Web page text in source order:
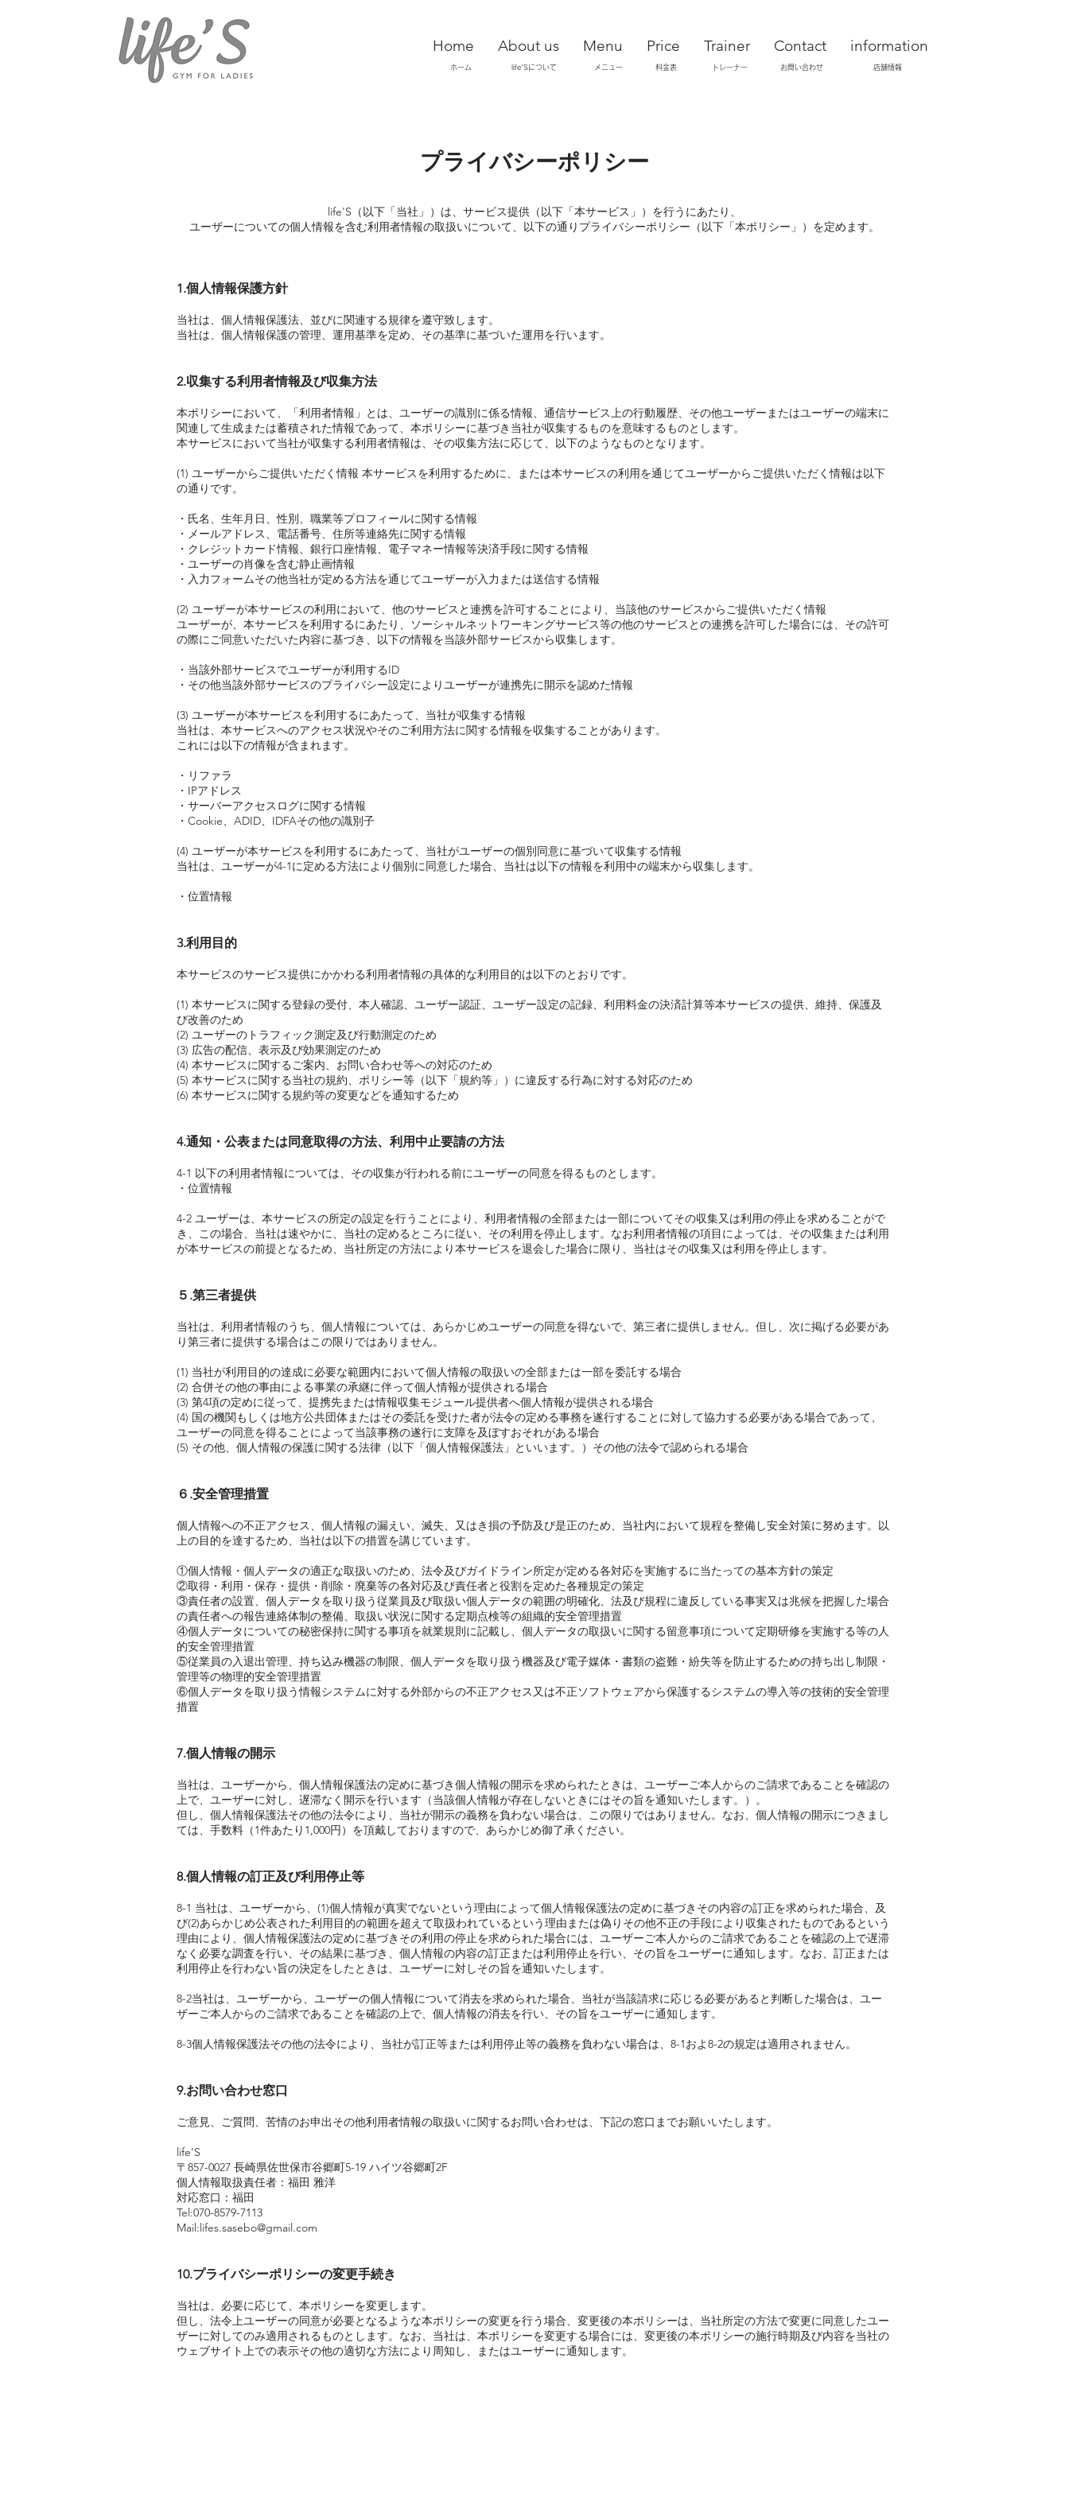
Home About us Menu Price Trainer Contact information
life'Sについて
ホーム 店舗情報
メニュー お問い合わせ
料金表 トレーナー
プライバシーポリシー
life'S（以下「当社」）は、サービス提供（以下「本サービス」）を行うにあたり、
ユーザーについての個人情報を含む利用者情報の取扱いについて、以下の通りプライバシーポリシー（以下「本ポリシー」）を定めます。
1.個人情報保護方針
当社は、個人情報保護法、並びに関連する規律を遵守致します。
当社は、個人情報保護の管理、運用基準を定め、その基準に基づいた運用を行います。
2.収集する利用者情報及び収集方法
本ポリシーにおいて、「利用者情報」とは、ユーザーの識別に係る情報、通信サービス上の行動履歴、その他ユーザーまたはユーザーの端末に
関連して生成または蓄積された情報であって、本ポリシーに基づき当社が収集するものを意味するものとします。
本サービスにおいて当社が収集する利用者情報は、その収集方法に応じて、以下のようなものとなります。
(1) ユーザーからご提供いただく情報 本サービスを利用するために、または本サービスの利用を通じてユーザーからご提供いただく情報は以下
の通りです。
・氏名、生年月日、性別、職業等プロフィールに関する情報
・メールアドレス、電話番号、住所等連絡先に関する情報
・クレジットカード情報、銀行口座情報、電子マネー情報等決済手段に関する情報
・ユーザーの肖像を含む静止画情報
・入力フォームその他当社が定める方法を通じてユーザーが入力または送信する情報
(2) ユーザーが本サービスの利用において、他のサービスと連携を許可することにより、当該他のサービスからご提供いただく情報
ユーザーが、本サービスを利用するにあたり、ソーシャルネットワーキングサービス等の他のサービスとの連携を許可した場合には、その許可
の際にご同意いただいた内容に基づき、以下の情報を当該外部サービスから収集します。
・当該外部サービスでユーザーが利用するID
・その他当該外部サービスのプライバシー設定によりユーザーが連携先に開示を認めた情報
(3) ユーザーが本サービスを利用するにあたって、当社が収集する情報
当社は、本サービスへのアクセス状況やそのご利用方法に関する情報を収集することがあります。
これには以下の情報が含まれます。
・リファラ
・IPアドレス
・サーバーアクセスログに関する情報
・Cookie、ADID、IDFAその他の識別子
(4) ユーザーが本サービスを利用するにあたって、当社がユーザーの個別同意に基づいて収集する情報
当社は、ユーザーが4-1に定める方法により個別に同意した場合、当社は以下の情報を利用中の端末から収集します。
・位置情報
3.利用目的
本サービスのサービス提供にかかわる利用者情報の具体的な利用目的は以下のとおりです。
(1) 本サービスに関する登録の受付、本人確認、ユーザー認証、ユーザー設定の記録、利用料金の決済計算等本サービスの提供、維持、保護及
び改善のため
(2) ユーザーのトラフィック測定及び行動測定のため
(3) 広告の配信、表示及び効果測定のため
(4) 本サービスに関するご案内、お問い合わせ等への対応のため
(5) 本サービスに関する当社の規約、ポリシー等（以下「規約等」）に違反する行為に対する対応のため
(6) 本サービスに関する規約等の変更などを通知するため
4.通知・公表または同意取得の方法、利用中止要請の方法
4-1 以下の利用者情報については、その収集が行われる前にユーザーの同意を得るものとします。
・位置情報
4-2 ユーザーは、本サービスの所定の設定を行うことにより、利用者情報の全部または一部についてその収集又は利用の停止を求めることがで
き、この場合、当社は速やかに、当社の定めるところに従い、その利用を停止します。なお利用者情報の項目によっては、その収集または利用
が本サービスの前提となるため、当社所定の方法により本サービスを退会した場合に限り、当社はその収集又は利用を停止します。
５.第三者提供
当社は、利用者情報のうち、個人情報については、あらかじめユーザーの同意を得ないで、第三者に提供しません。但し、次に掲げる必要があ
り第三者に提供する場合はこの限りではありません。
(1) 当社が利用目的の達成に必要な範囲内において個人情報の取扱いの全部または一部を委託する場合
(2) 合併その他の事由による事業の承継に伴って個人情報が提供される場合
(3) 第4項の定めに従って、提携先または情報収集モジュール提供者へ個人情報が提供される場合
(4) 国の機関もしくは地方公共団体またはその委託を受けた者が法令の定める事務を遂行することに対して協力する必要がある場合であって、
ユーザーの同意を得ることによって当該事務の遂行に支障を及ぼすおそれがある場合
(5) その他、個人情報の保護に関する法律（以下「個人情報保護法」といいます。）その他の法令で認められる場合
６.安全管理措置
個人情報への不正アクセス、個人情報の漏えい、滅失、又はき損の予防及び是正のため、当社内において規程を整備し安全対策に努めます。以
上の目的を達するため、当社は以下の措置を講じています。
①個人情報・個人データの適正な取扱いのため、法令及びガイドライン所定が定める各対応を実施するに当たっての基本方針の策定
②取得・利用・保存・提供・削除・廃棄等の各対応及び責任者と役割を定めた各種規定の策定
③責任者の設置、個人データを取り扱う従業員及び取扱い個人データの範囲の明確化、法及び規程に違反している事実又は兆候を把握した場合
の責任者への報告連絡体制の整備、取扱い状況に関する定期点検等の組織的安全管理措置
④個人データについての秘密保持に関する事項を就業規則に記載し、個人データの取扱いに関する留意事項について定期研修を実施する等の人
的安全管理措置
⑤従業員の入退出管理、持ち込み機器の制限、個人データを取り扱う機器及び電子媒体・書類の盗難・紛失等を防止するための持ち出し制限・
管理等の物理的安全管理措置
⑥個人データを取り扱う情報システムに対する外部からの不正アクセス又は不正ソフトウェアから保護するシステムの導入等の技術的安全管理
措置
7.個人情報の開示
当社は、ユーザーから、個人情報保護法の定めに基づき個人情報の開示を求められたときは、ユーザーご本人からのご請求であることを確認の
上で、ユーザーに対し、遅滞なく開示を行います（当該個人情報が存在しないときにはその旨を通知いたします。）。
但し、個人情報保護法その他の法令により、当社が開示の義務を負わない場合は、この限りではありません。なお、個人情報の開示につきまし
ては、手数料（1件あたり1,000円）を頂戴しておりますので、あらかじめ御了承ください。
8.個人情報の訂正及び利用停止等
8-1 当社は、ユーザーから、(1)個人情報が真実でないという理由によって個人情報保護法の定めに基づきその内容の訂正を求められた場合、及
び(2)あらかじめ公表された利用目的の範囲を超えて取扱われているという理由または偽りその他不正の手段により収集されたものであるという
理由により、個人情報保護法の定めに基づきその利用の停止を求められた場合には、ユーザーご本人からのご請求であることを確認の上で遅滞
なく必要な調査を行い、その結果に基づき、個人情報の内容の訂正または利用停止を行い、その旨をユーザーに通知します。なお、訂正または
利用停止を行わない旨の決定をしたときは、ユーザーに対しその旨を通知いたします。
8-2当社は、ユーザーから、ユーザーの個人情報について消去を求められた場合、当社が当該請求に応じる必要があると判断した場合は、ユー
ザーご本人からのご請求であることを確認の上で、個人情報の消去を行い、その旨をユーザーに通知します。
8-3個人情報保護法その他の法令により、当社が訂正等または利用停止等の義務を負わない場合は、8-1およ8-2の規定は適用されません。
9.お問い合わせ窓口
ご意見、ご質問、苦情のお申出その他利用者情報の取扱いに関するお問い合わせは、下記の窓口までお願いいたします。
life'S
〒857-0027 長崎県佐世保市谷郷町5-19 ハイツ谷郷町2F
個人情報取扱責任者：福田 雅洋
対応窓口：福田
Tel:070-8579-7113
Mail:lifes.sasebo@gmail.com
10.プライバシーポリシーの変更手続き
当社は、必要に応じて、本ポリシーを変更します。
但し、法令上ユーザーの同意が必要となるような本ポリシーの変更を行う場合、変更後の本ポリシーは、当社所定の方法で変更に同意したユー
ザーに対してのみ適用されるものとします。なお、当社は、本ポリシーを変更する場合には、変更後の本ポリシーの施行時期及び内容を当社の
ウェブサイト上での表示その他の適切な方法により周知し、またはユーザーに通知します。